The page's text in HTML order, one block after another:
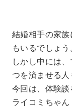
結婚相手の家
もいるでしょう
しかし中には
つを済ませる人
今回は、体験
ライコミちゃ